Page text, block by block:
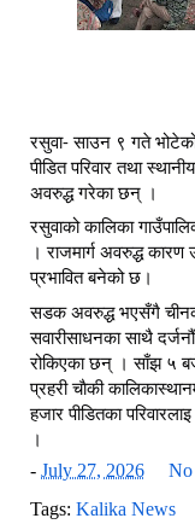
रसुवा- साउन ९ गते
पीडित परिवार तथा
अवरुद्ध गरेका छन् ।
रसुवाको कालिका
। राजमार्ग अवरुद्ध
प्रभावित बनेको छ।
सडक अवरुद्ध भएसँगै
सवारीसाधनका साथै
रोकिएका छन् । साँझ ५
प्रहरी चाैकी
हजार पीडितका
।
- July 27, 2026
No
Tags: Kalika News